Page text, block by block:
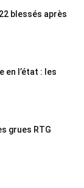
blessés après
en l’état : les
grues RTG